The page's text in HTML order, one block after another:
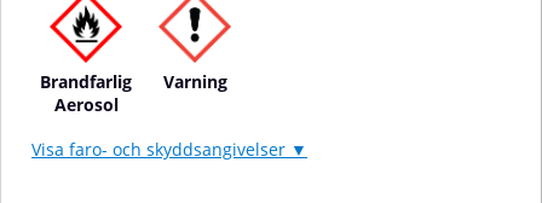
Brandfarlig
Aerosol
Varning
Visa faro- och skyddsangivelser ▼